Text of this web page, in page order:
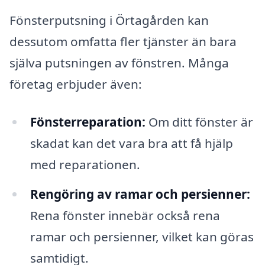
Fönsterputsning i Örtagården kan
dessutom omfatta fler tjänster än bara
själva putsningen av fönstren. Många
företag erbjuder även:
Fönsterreparation: Om ditt fönster är
skadat kan det vara bra att få hjälp
med reparationen.
Rengöring av ramar och persienner:
Rena fönster innebär också rena
ramar och persienner, vilket kan göras
samtidigt.